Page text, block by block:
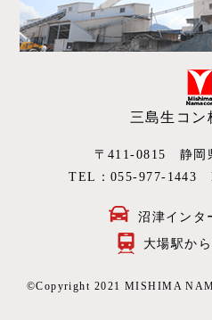
三島生コン
〒411-0815 静岡
TEL： 055-977-1443
沼津インタ
大場駅か
©Copyright 2021 MISHIMA